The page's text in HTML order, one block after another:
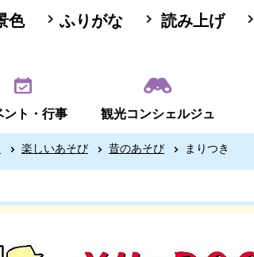
色 ふりがな 読み上げ
ント・行事 観光コンシェルジュ
楽しいあそび 昔のあそび まりつき